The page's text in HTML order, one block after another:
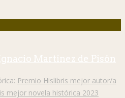
Martínez de Pisón
Premio Hislibris mejor autor/a
mejor novela histórica 2023